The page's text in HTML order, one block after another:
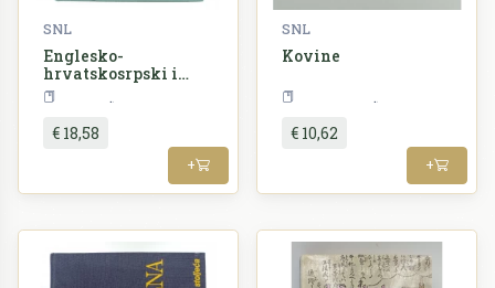
SNL
Englesko-
hrvatskosrpski i
hrvatskosrpsko-
engleski
prirodoslovni
rječnik s rječnikom
€ 18,58
+
SNL
Kovine
€ 10,62
+